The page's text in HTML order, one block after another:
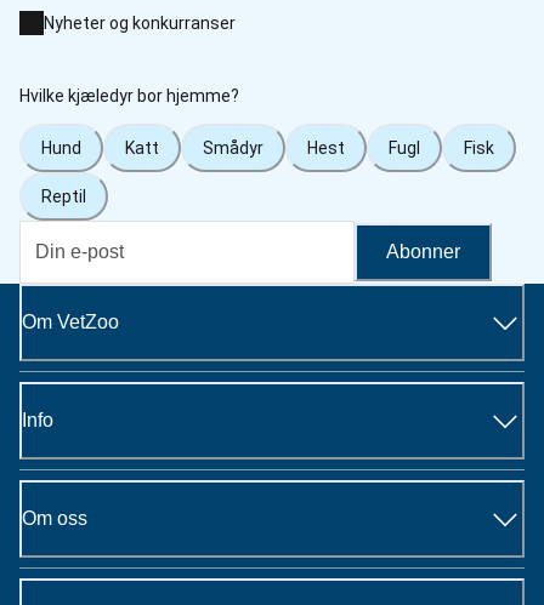
Nyheter og konkurranser
Hvilke kjæledyr bor hjemme?
Hund Katt Smådyr Hest Fugl Fisk
Reptil
Abonner
Om VetZoo
Info
Om oss